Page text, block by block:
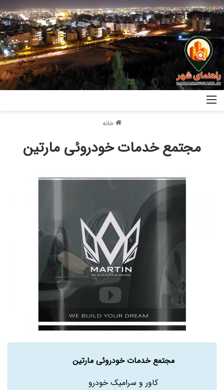
خانه
مجتمع خدمات خودروئی مارتین
مجتمع خدمات خودروئی مارتین
کاور و سراميک خودرو